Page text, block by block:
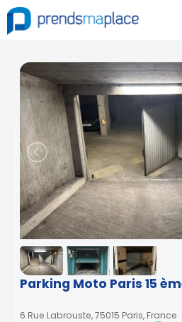
Parking Moto Paris 15
6 Rue Labrouste, 75015 Paris, France